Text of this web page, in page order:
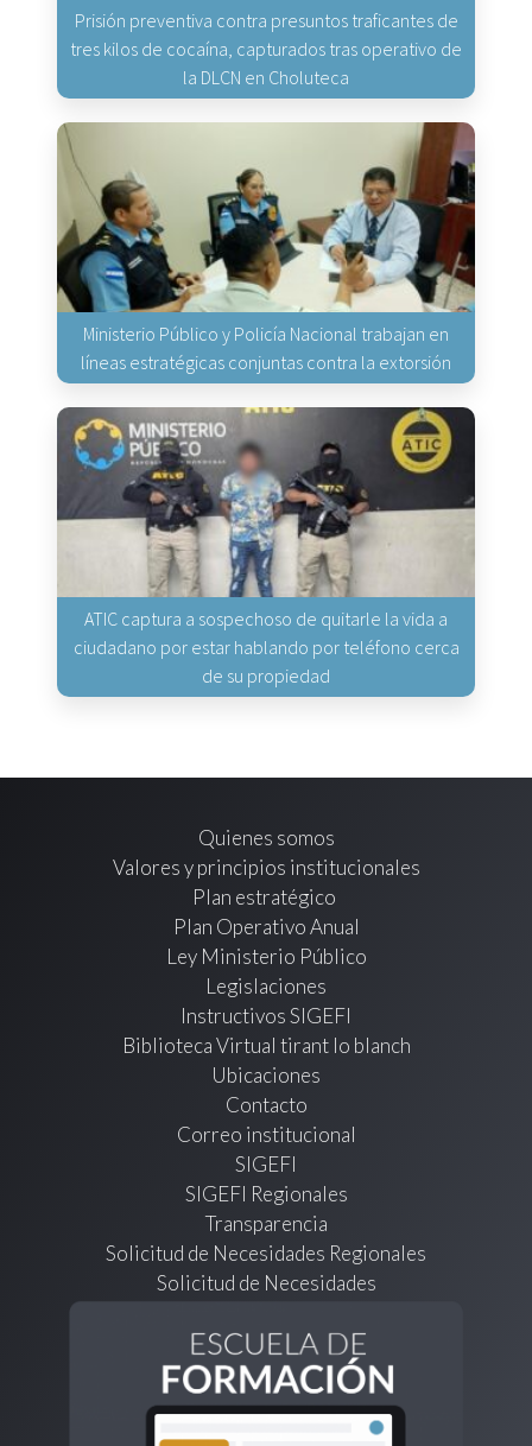
Prisión preventiva contra presuntos traficantes de
tres kilos de cocaína, capturados tras operativo de
la DLCN en Choluteca
Ministerio Público y Policía Nacional trabajan en
líneas estratégicas conjuntas contra la extorsión
ATIC captura a sospechoso de quitarle la vida a
ciudadano por estar hablando por teléfono cerca
de su propiedad
Quienes somos
Valores y principios institucionales
Plan estratégico
Plan Operativo Anual
Ley Ministerio Público
Legislaciones
Instructivos SIGEFI
Biblioteca Virtual tirant lo blanch
Ubicaciones
Contacto
Correo institucional
SIGEFI
SIGEFI Regionales
Transparencia
Solicitud de Necesidades Regionales
Solicitud de Necesidades